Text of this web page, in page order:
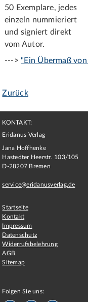
50 Exemplare, jedes
einzeln nummieriert
und signiert direkt
vom Autor.
---> "Ein Übermaß
Zurück
KONTAKT:
Eridanus Verlag
Jana Hoffhenke
Hastedter Heerstr. 103/105
D-28207 Bremen
service@eridanusverlag.de
Startseite
Kontakt
Impressum
Datenschutz
Widerrufsbelehrung
AGB
Sitemap
Folgen Sie uns: